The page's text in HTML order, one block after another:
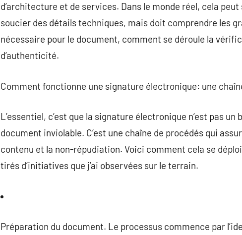
d’architecture et de services. Dans le monde réel, cela
soucier des détails techniques, mais doit comprendre les
nécessaire pour le document, comment se déroule la
d’authenticité.
Comment fonctionne une signature électronique: une
L’essentiel, c’est que la signature électronique n’est pas
document inviolable. C’est une chaîne de procédés qui
contenu et la non-répudiation. Voici comment cela se
tirés d’initiatives que j’ai observées sur le terrain.
Préparation du document. Le processus commence par